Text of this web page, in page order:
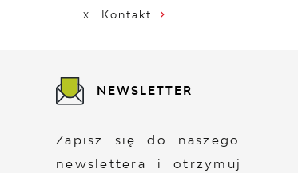
Kontakt
NEWSLETTER
Zapisz się do naszego
newslettera i otrzymuj